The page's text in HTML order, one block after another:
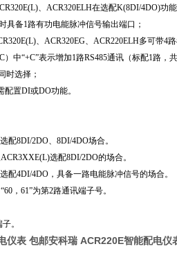
、ACR320ELH在选配K(8DI/4DO)
具备1路有功电能脉冲信号输出端口；
、ACR320EG、ACR220ELH多可带4
中“+C”表示增加1路RS485通讯（标配1路，
时选择；
置DI或DO功能。
8DI/2DO、8DI/4DO场合。
选配8DI/2DO的场合。
4DI/4DO，具备一路电能脉冲信号的场合。
，61”为第2路通讯端子号。
。
仪表 包邮安科瑞 ACR220E智能配电仪